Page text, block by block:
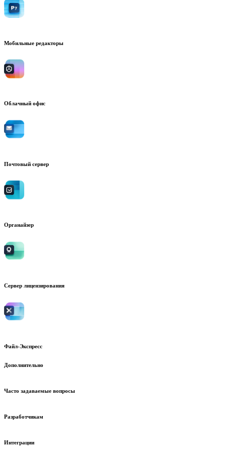
Мобильные редакторы
Облачный офис
Почтовый сервер
Органайзер
Сервер лицензирования
Файл-Экспресс
Дополнительно
Часто задаваемые вопросы
Разработчикам
Интеграции